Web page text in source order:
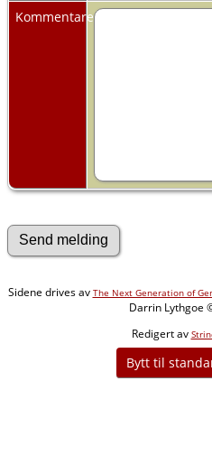
Kommentarer:
Sidene drives av The Next Generation of
Darrin Lythgoe
Redigert av
Bytt til